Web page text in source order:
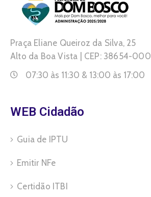
Praça Eliane Queiroz da Silva, 25
Alto da Boa Vista | CEP: 38654-000
07:30 às 11:30 & 13:00 às 17:00
WEB Cidadão
Guia de IPTU
Emitir NFe
Certidão ITBI